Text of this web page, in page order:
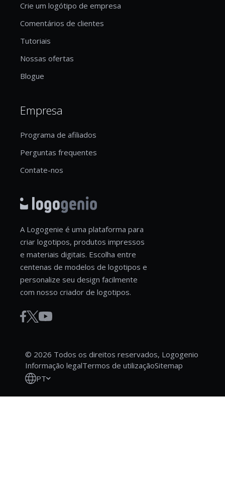
Crie um logótipo de empresa
Comentários de clientes
Tutoriais
Nossas ofertas
Blogue
Empresa
Programa de afiliados
Perguntas frequentes
Contate-nos
A Logogenie é uma plataforma para
criar logotipos, produtos impressos
e materiais digitais. Escolha entre
centenas de modelos de logotipos e
personalize seu design facilmente
com nosso criador de logotipos.
© 2026 Todos os direitos reservados, Logogenio
Informação legalTermos de utilizaçãoSitemap
PT